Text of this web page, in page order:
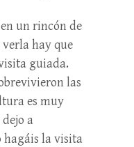
un rincón de
hay que
guiada.
las
es muy
a
hagáis la visita